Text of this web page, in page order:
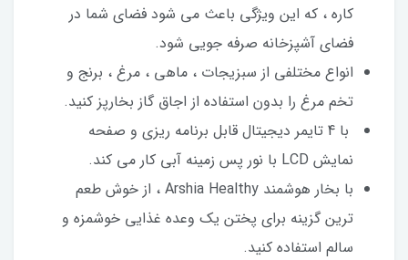
کاره ، که این ویژگی باعث می شود فضای شما در
فضای آشپزخانه صرفه جویی شود.
انواع مختلفی از سبزیجات ، ماهی ، مرغ ، برنج و
تخم مرغ را بدون استفاده از اجاق گاز بخارپز کنید.
با 4 تایمر دیجیتال قابل برنامه ریزی و صفحه
نمایش LCD با نور پس زمینه آبی کار می کند.
با بخار هوشمند Arshia Healthy ، از خوش طعم
ترین گزینه برای پختن یک وعده غذایی خوشمزه و
سالم استفاده کنید.